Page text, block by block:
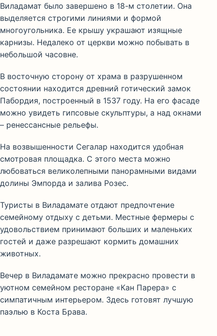
Виладамат было завершено в 18-м столетии. Она
выделяется строгими линиями и формой
многоугольника. Ее крышу украшают изящные
карнизы. Недалеко от церкви можно побывать в
небольшой часовне.
В восточную сторону от храма в разрушенном
состоянии находится древний готический замок
Пабордия, построенный в 1537 году. На его фасаде
можно увидеть гипсовые скульптуры, а над окнами
– ренессансные рельефы.
На возвышенности Сегалар находится удобная
смотровая площадка. С этого места можно
любоваться великолепными панорамными видами
долины Эмпорда и залива Розес.
Туристы в Виладамате отдают предпочтение
семейному отдыху с детьми. Местные фермеры с
удовольствием принимают больших и маленьких
гостей и даже разрешают кормить домашних
животных.
Вечер в Виладамате можно прекрасно провести в
уютном семейном ресторане «Кан Парера» с
симпатичным интерьером. Здесь готовят лучшую
паэлью в Коста Брава.